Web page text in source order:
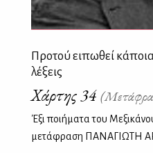
Προτού ειπωθεί
λέξεις
Χάρτης 34
Έξι ποιήματα του
μετάφραση ΠΑΝΑΓΙΩΤΗ